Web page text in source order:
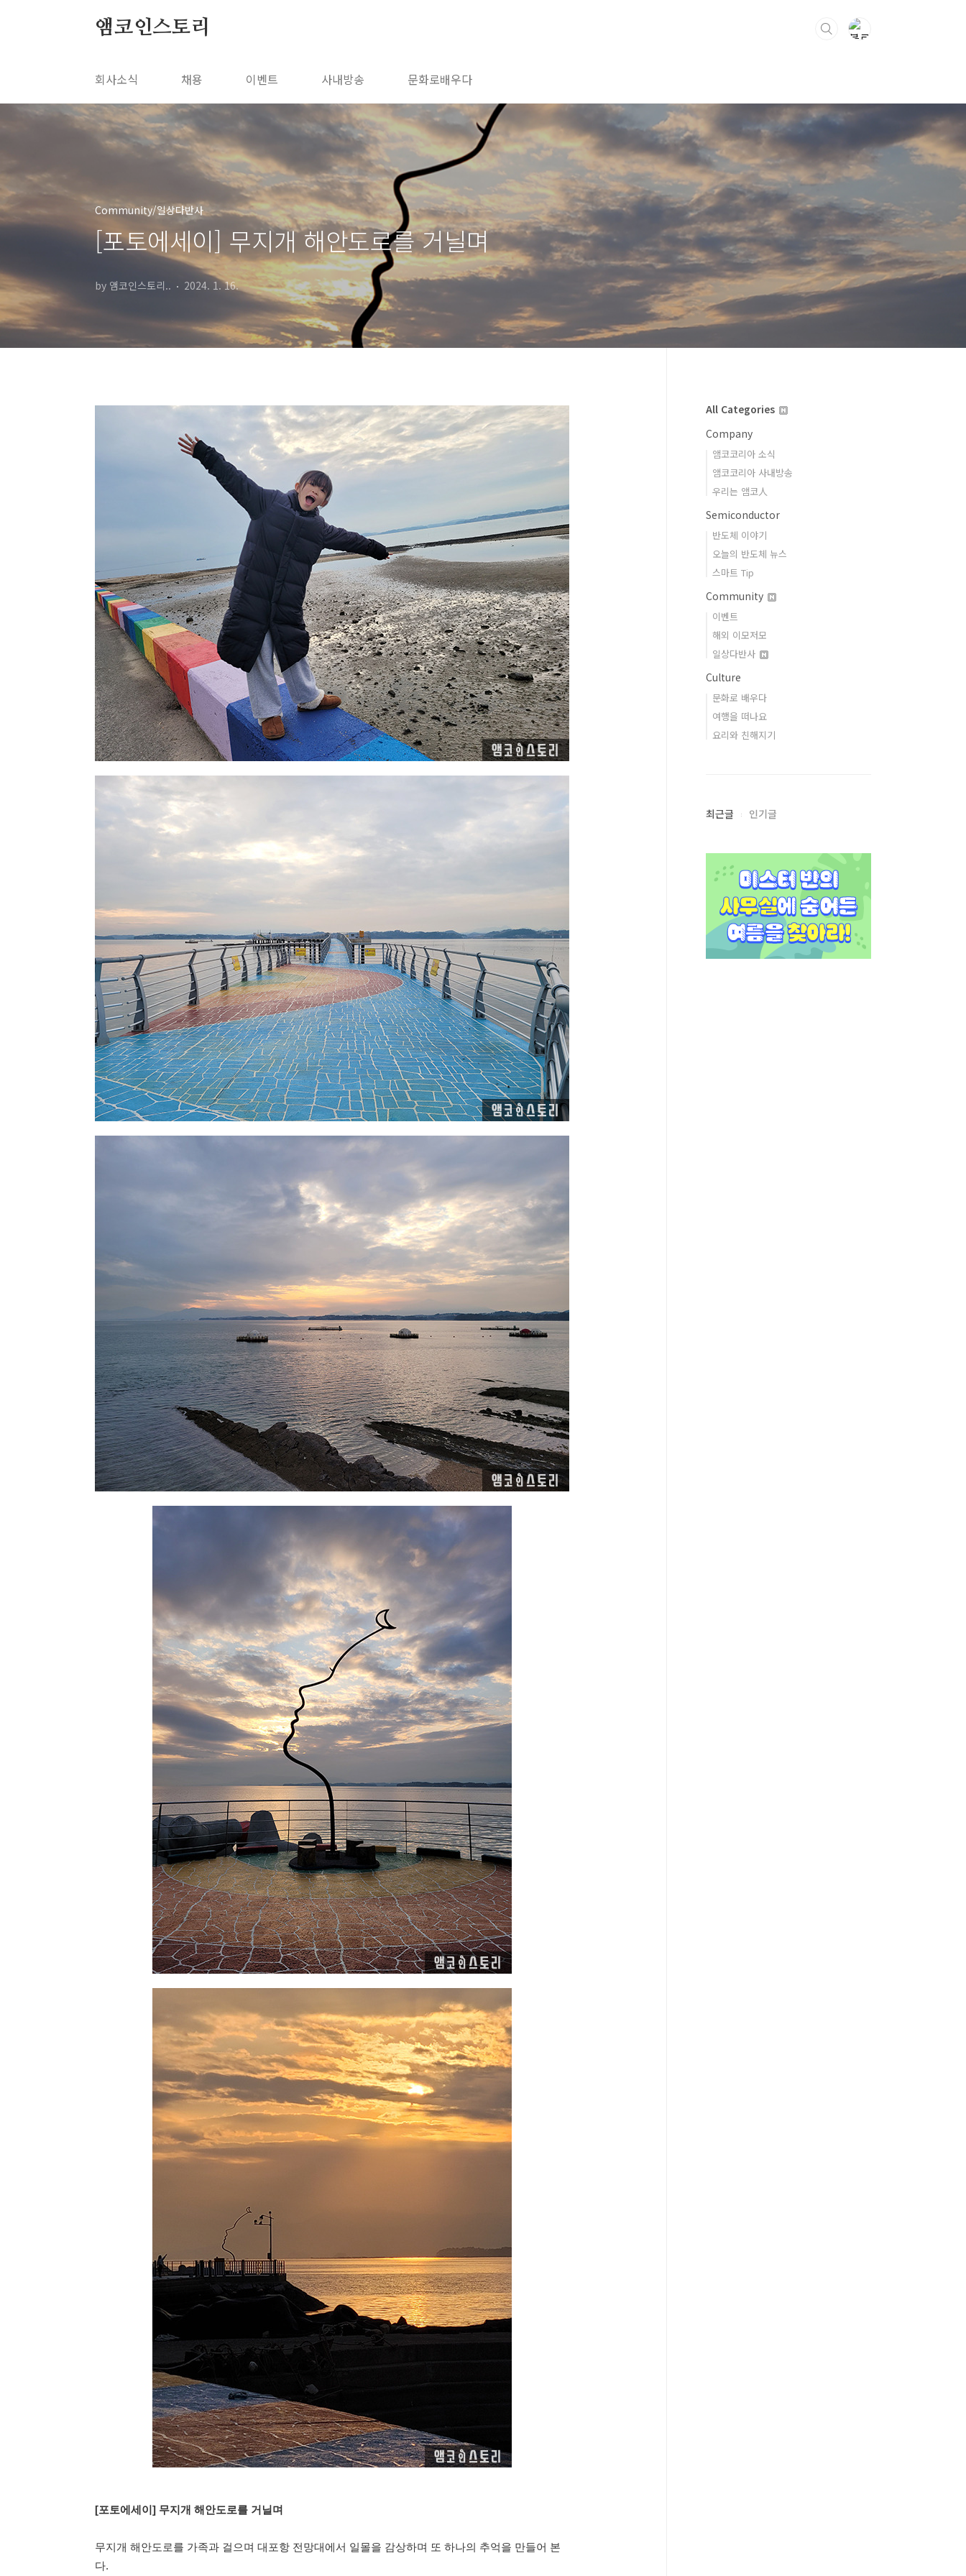
앰코인스토리
회사소식 채용 이벤트 사내방송 문화로배우다
Community/일상다반사
[포토에세이] 무지개 해안도로를 거닐며
by 앰코인스토리.. 2024. 1. 16.
[포토에세이] 무지개 해안도로를 거닐며
무지개 해안도로를 가족과 걸으며 대포항 전망대에서 일몰을 감상하며 또 하나의 추억을 만들어 본
다.
All Categories
Company
앰코코리아 소식
앰코코리아 사내방송
우리는 앰코人
Semiconductor
반도체 이야기
오늘의 반도체 뉴스
스마트 Tip
Community
이벤트
해외 이모저모
일상다반사
Culture
문화로 배우다
여행을 떠나요
요리와 친해지기
최근글 인기글